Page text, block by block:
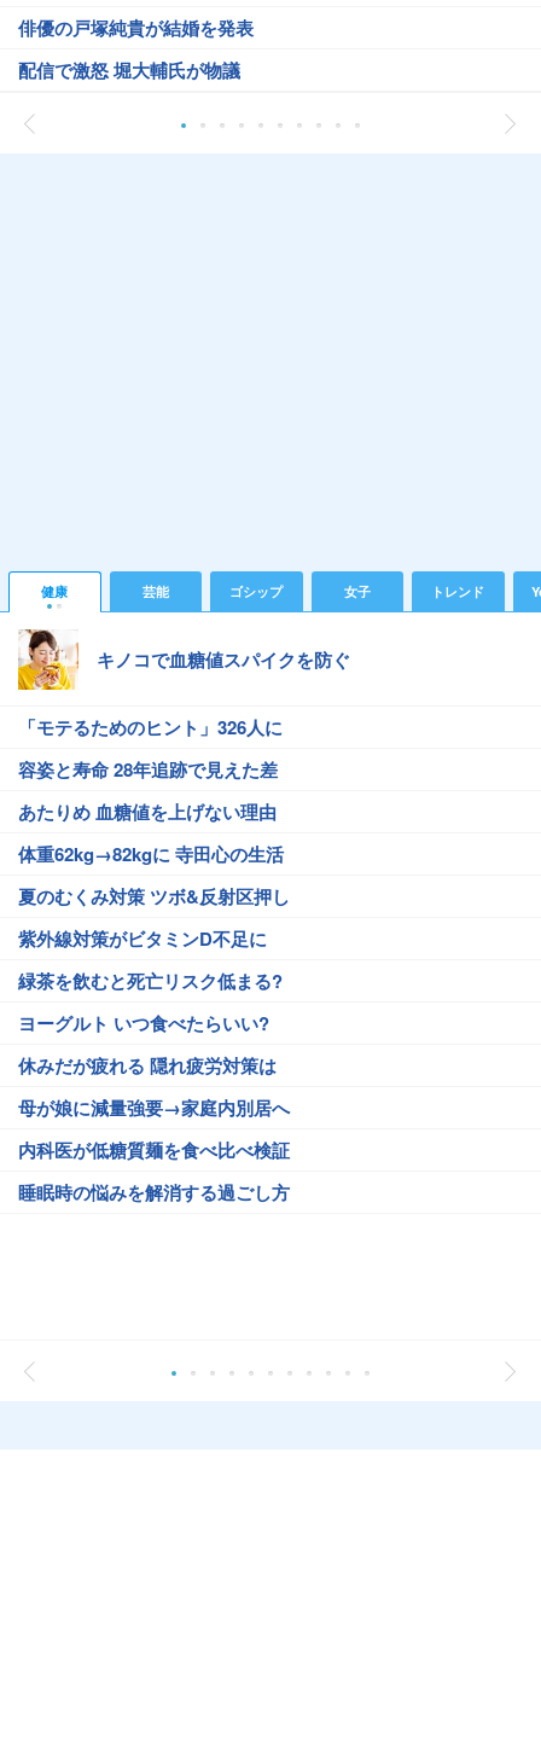
俳優の戸塚純貴が結婚を発表
配信で激怒 堀大輔氏が物議
健康 芸能 ゴシップ 女子 トレンド
キノコで血糖値スパイクを防ぐ
「モテるためのヒント」326人に
容姿と寿命 28年追跡で見えた差
あたりめ 血糖値を上げない理由
体重62kg→82kgに 寺田心の生活
夏のむくみ対策 ツボ&反射区押し
紫外線対策がビタミンD不足に
緑茶を飲むと死亡リスク低まる?
ヨーグルト いつ食べたらいい?
休みだが疲れる 隠れ疲労対策は
母が娘に減量強要→家庭内別居へ
内科医が低糖質麺を食べ比べ検証
睡眠時の悩みを解消する過ごし方